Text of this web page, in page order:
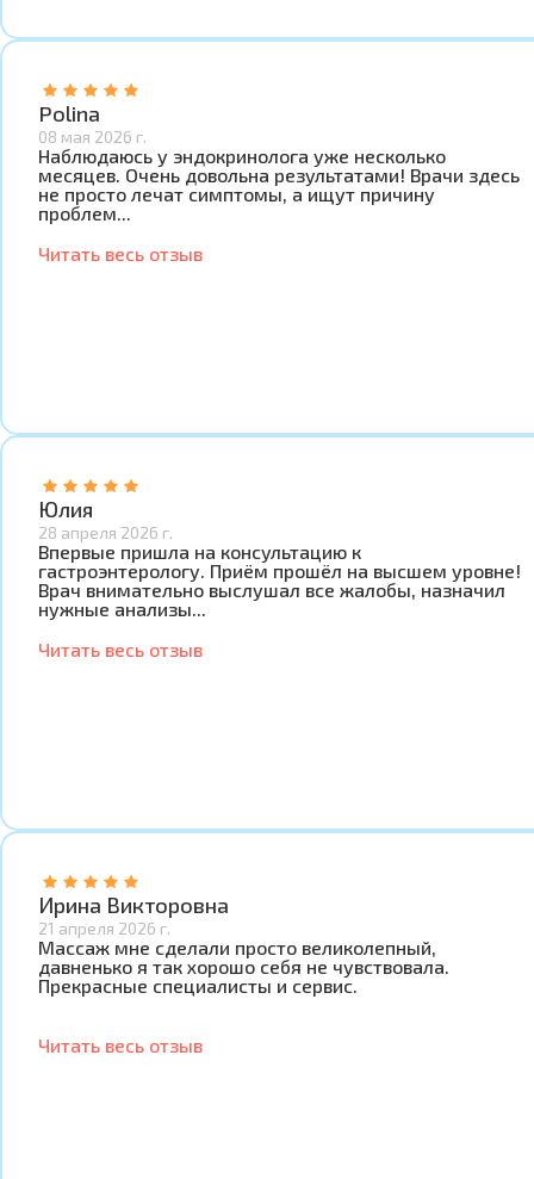
Polina
08 мая 2026 г.
Наблюдаюсь у эндокринолога уже несколько
месяцев. Очень довольна результатами! Врачи здесь
не просто лечат симптомы, а ищут причину
проблем...
Читать весь отзыв
Юлия
28 апреля 2026 г.
Впервые пришла на консультацию к
гастроэнтерологу. Приём прошёл на высшем уровне!
Врач внимательно выслушал все жалобы, назначил
нужные анализы...
Читать весь отзыв
Ирина Викторовна
21 апреля 2026 г.
Массаж мне сделали просто великолепный,
давненько я так хорошо себя не чувствовала.
Прекрасные специалисты и сервис.
Читать весь отзыв